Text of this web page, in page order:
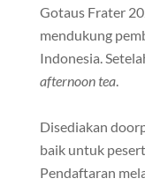
Gotaus Frater
mendukung
Indonesia.
afternoon tea.
Disediakan
baik untuk
Pendaftaran